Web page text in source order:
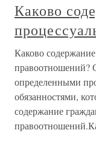
Каково
Каково
правоотношений?
определенными
обязанностями,
содержание